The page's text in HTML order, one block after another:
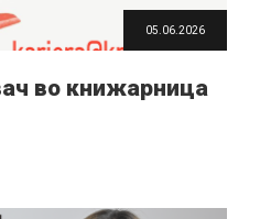
05.06.2026
во книжарница